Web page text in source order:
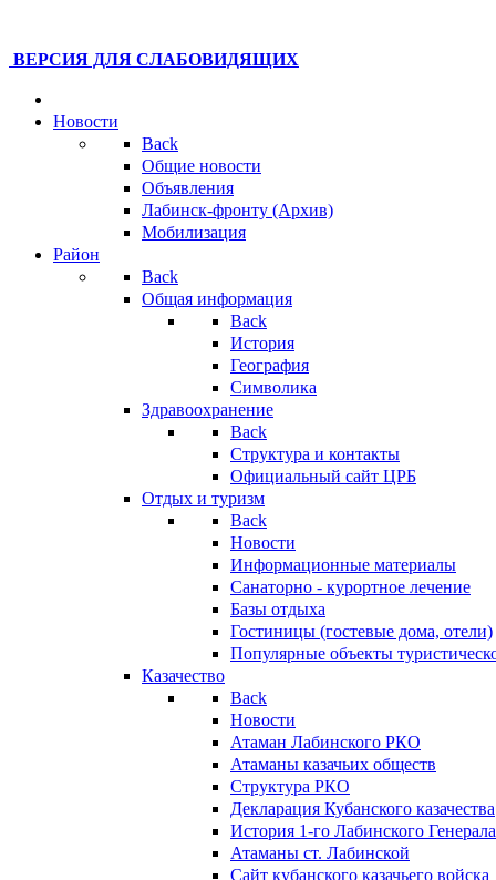
ВЕРСИЯ ДЛЯ СЛАБОВИДЯЩИХ
Новости
Back
Общие новости
Объявления
Лабинск-фронту (Архив)
Мобилизация
Район
Back
Общая информация
Back
История
География
Символика
Здравоохранение
Back
Структура и контакты
Официальный сайт ЦРБ
Отдых и туризм
Back
Новости
Информационные материалы
Санаторно - курортное лечение
Базы отдыха
Гостиницы (гостевые дома, отели)
Популярные объекты
Казачество
Back
Новости
Атаман Лабинского РКО
Атаманы казачьих обществ
Структура РКО
Декларация Кубанского казачества
История 1-го Лабинского
Атаманы ст. Лабинской
Cайт кубанского казачьего войска